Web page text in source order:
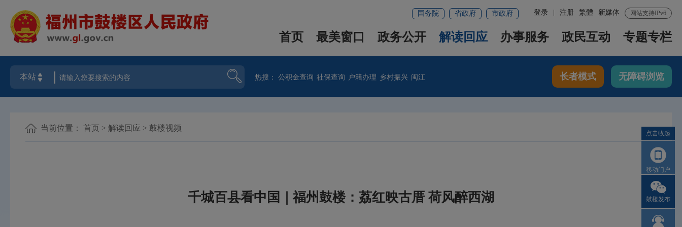
网站支持IPv6
新媒体
繁體
登录 注册
国务院 省政府 市政府
首页 最美窗口 政务公开 解读回应 办事服务 政民互动 专题专栏
热搜：公积金查询 社保查询 户籍办理 乡村振兴 闽江 长者模式 无障碍浏览
当前位置： 首页 > 解读回应 > 鼓楼视频
千城百县看中国｜福州鼓楼：荔红映古厝 荷风醉西湖
点击收起
移动门户
鼓楼发布